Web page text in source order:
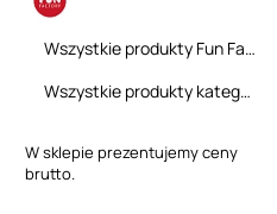
Wszystkie produkty Fun Factory
Wszystkie produkty kategorii
W sklepie prezentujemy ceny
brutto.